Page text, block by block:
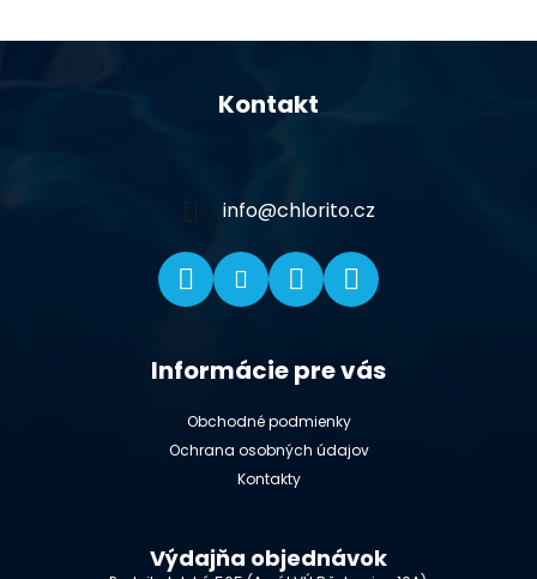
Z
Kontakt
info@chlorito.cz
Informácie pre vás
Obchodné podmienky
Ochrana osobných údajov
Kontakty
Výdajňa objednávok